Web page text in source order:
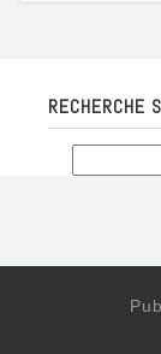
RECHERCHE